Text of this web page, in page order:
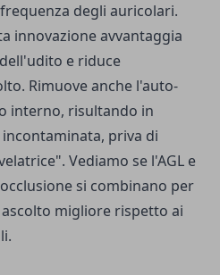
degli auricolari.
innovazione avvantaggia
e riduce
Rimuove anche l'auto-
interno, risultando in
priva di
Vediamo se l'AGL e
si combinano per
migliore rispetto ai